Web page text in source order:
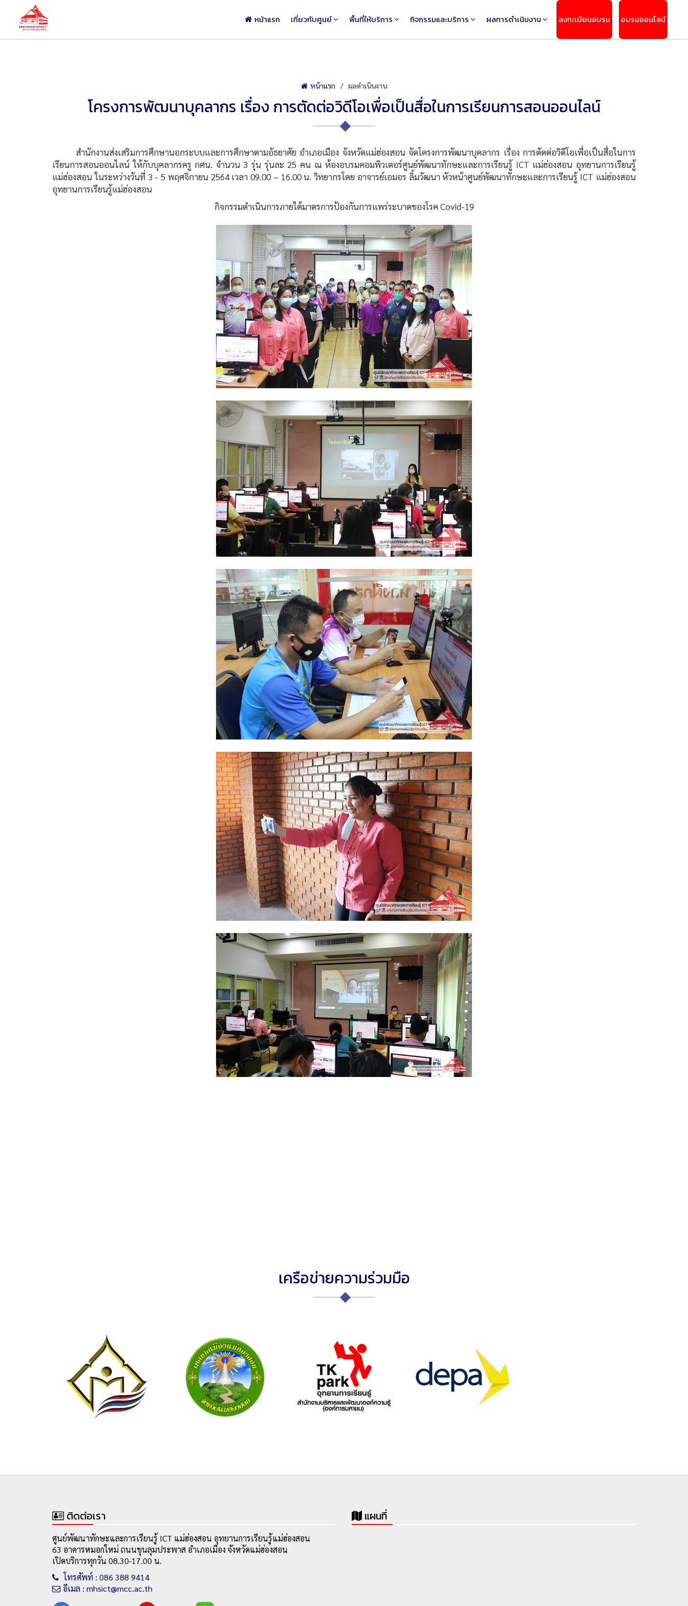
หน้าแรก เกี่ยวกับศูนย์ พื้นที่ให้บริการ กิจกรรมและบริการ ผลการดำเนินงาน ลงทะเบียนอบรม อบรมออนไลน์
หน้าแรก ผลดำเนินงาน
โครงการพัฒนาบุคลากร เรื่อง การตัดต่อวิดีโอเพื่อเป็นสื่อในการเรียนการสอนออนไลน์
สำนักงานส่งเสริมการศึกษานอกระบบและการศึกษาตามอัธยาศัย อำเภอเมือง จังหวัดแม่ฮ่องสอน จัดโครงการพัฒนาบุคลากร เรื่อง การตัดต่อวิดีโอเพื่อเป็นสื่อในการ
เรียนการสอนออนไลน์ ให้กับบุคลากรครู กศน. จำนวน 3 รุ่น รุ่นละ 25 คน ณ ห้องอบรมคอมพิวเตอร์ศูนย์พัฒนาทักษะและการเรียนรู้ ICT แม่ฮ่องสอน อุทยานการเรียนรู้
แม่ฮ่องสอน ในระหว่างวันที่ 3 - 5 พฤศจิกายน 2564 เวลา 09.00 – 16.00 น. วิทยากรโดย อาจารย์เอมอร ลิ้มวัฒนา หัวหน้าศูนย์พัฒนาทักษะและการเรียนรู้ ICT แม่ฮ่องสอน
อุทยานการเรียนรู้แม่ฮ่องสอน
กิจกรรมดำเนินการภายใต้มาตรการป้องกันการแพร่ระบาดของโรค Covid-19
เครือข่ายความร่วมมือ
ติดต่อเรา
ศูนย์พัฒนาทักษะและการเรียนรู้ ICT แม่ฮ่องสอน อุทยานการเรียนรู้แม่ฮ่องสอน
63 อาคารหมอกใหม่ ถนนขุนลุมประพาส อำเภอเมือง จังหวัดแม่ฮ่องสอน
เปิดบริการทุกวัน 08.30-17.00 น.
โทรศัพท์ : 086 388 9414
อีเมล : mhsict@mcc.ac.th
แผนที่